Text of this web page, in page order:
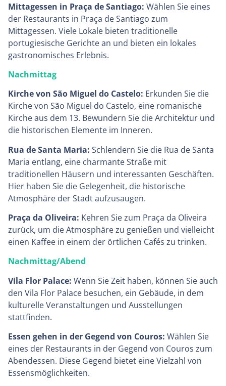
Mittagessen in Praça de Santiago: Wählen Sie eines
der Restaurants in Praça de Santiago zum
Mittagessen. Viele Lokale bieten traditionelle
portugiesische Gerichte an und bieten ein lokales
gastronomisches Erlebnis.
Nachmittag
Kirche von São Miguel do Castelo: Erkunden Sie die
Kirche von São Miguel do Castelo, eine romanische
Kirche aus dem 13. Bewundern Sie die Architektur und
die historischen Elemente im Inneren.
Rua de Santa Maria: Schlendern Sie die Rua de Santa
Maria entlang, eine charmante Straße mit
traditionellen Häusern und interessanten Geschäften.
Hier haben Sie die Gelegenheit, die historische
Atmosphäre der Stadt aufzusaugen.
Praça da Oliveira: Kehren Sie zum Praça da Oliveira
zurück, um die Atmosphäre zu genießen und vielleicht
einen Kaffee in einem der örtlichen Cafés zu trinken.
Nachmittag/Abend
Vila Flor Palace: Wenn Sie Zeit haben, können Sie auch
den Vila Flor Palace besuchen, ein Gebäude, in dem
kulturelle Veranstaltungen und Ausstellungen
stattfinden.
Essen gehen in der Gegend von Couros: Wählen Sie
eines der Restaurants in der Gegend von Couros zum
Abendessen. Diese Gegend bietet eine Vielzahl von
Essensmöglichkeiten.